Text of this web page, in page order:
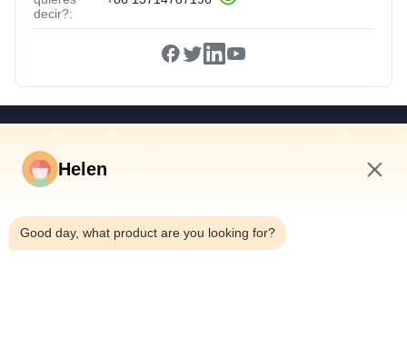
decir?:
Vídeos
Sobre Nosotros
Helen
Good day, what product are you looking for?